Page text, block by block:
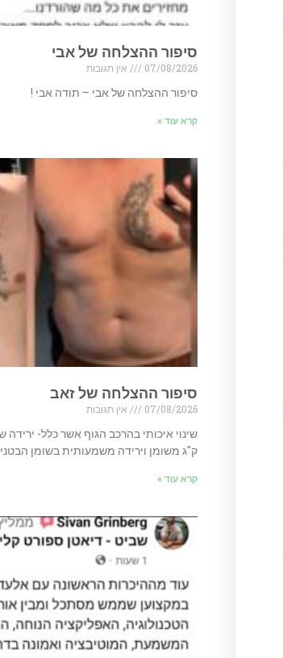
סיפור ההצלחה של אבי
07/08/2026
אין תגובות
סיפור ההצלחה של אבי – תודה אבי !
קרא עוד »
סיפור ההצלחה של זאב
07/08/2026
אין תגובות
ק"ג משומן וירידה משמעותית בשומן הבטני
קרא עוד »